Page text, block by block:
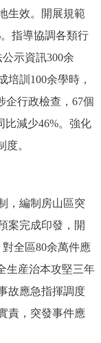
生效。開展規範
指導協調各類行
示資訊300余
培訓100余學時，
企行政檢查，67個
比減少46%。強化
。
編制房山區突
案完成印發，開
全區80余萬件應
生産治本攻堅三年
故應急指揮調度
責，突發事件應